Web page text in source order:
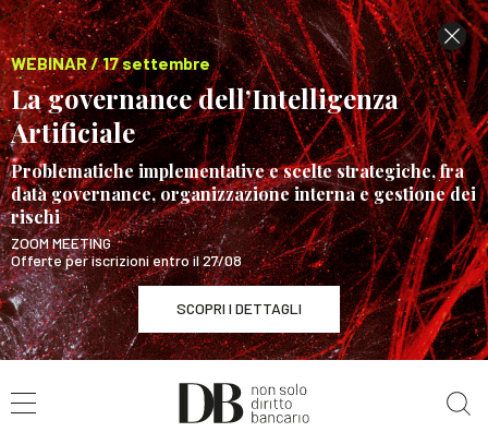
WEBINAR / 17 settembre
La governance dell’Intelligenza
Artificiale
Problematiche implementative e scelte strategiche, fra
data governance, organizzazione interna e gestione dei
rischi
ZOOM MEETING
Offerte per iscrizioni entro il 27/08
SCOPRI I DETTAGLI
WEBINAR / 17 settembre
La governance dell’Intelligenza Artificiale